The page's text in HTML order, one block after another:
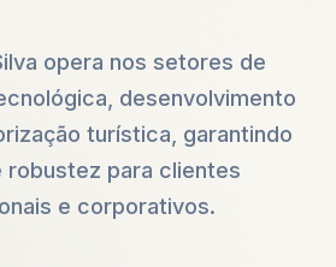
opera nos setores de
desenvolvimento
turística, garantindo
robustez para clientes
e corporativos.